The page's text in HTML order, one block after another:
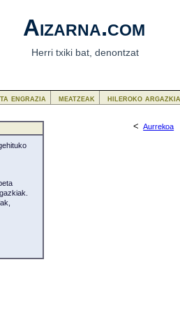
Aizarna.com
Herri txiki bat, denontzat
<Aurrekoa
engrazia meatzeak hileroko